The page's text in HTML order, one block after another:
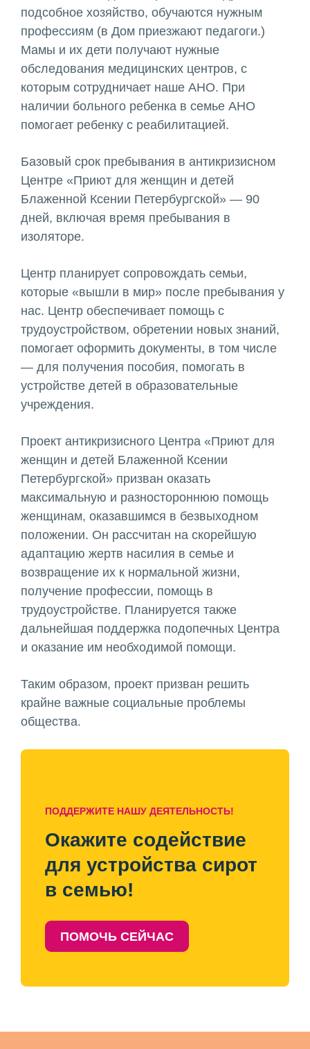
подсобное хозяйство, обучаются нужным
профессиям (в Дом приезжают педагоги.)
Мамы и их дети получают нужные
обследования медицинских центров, с
которым сотрудничает наше АНО. При
наличии больного ребенка в семье АНО
помогает ребенку с реабилитацией.
Базовый срок пребывания в антикризисном
Центре «Приют для женщин и детей
Блаженной Ксении Петербургской» — 90
дней, включая время пребывания в
изоляторе.
Центр планирует сопровождать семьи,
которые «вышли в мир» после пребывания у
нас. Центр обеспечивает помощь с
трудоустройством, обретении новых знаний,
помогает оформить документы, в том числе
— для получения пособия, помогать в
устройстве детей в образовательные
учреждения.
Проект антикризисного Центра «Приют для
женщин и детей Блаженной Ксении
Петербургской» призван оказать
максимальную и разностороннюю помощь
женщинам, оказавшимся в безвыходном
положении. Он рассчитан на скорейшую
адаптацию жертв насилия в семье и
возвращение их к нормальной жизни,
получение профессии, помощь в
трудоустройстве. Планируется также
дальнейшая поддержка подопечных Центра
и оказание им необходимой помощи.
Таким образом, проект призван решить
крайне важные социальные проблемы
общества.
ПОДДЕРЖИТЕ НАШУ ДЕЯТЕЛЬНОСТЬ!
Окажите содействие
для устройства сирот
в семью!
ПОМОЧЬ СЕЙЧАС